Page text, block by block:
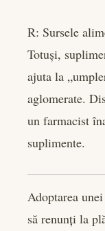
R: Sursele
Totuși,
ajuta la
aglomerate.
un farmacist
suplimente.
Adoptarea
să renunți la